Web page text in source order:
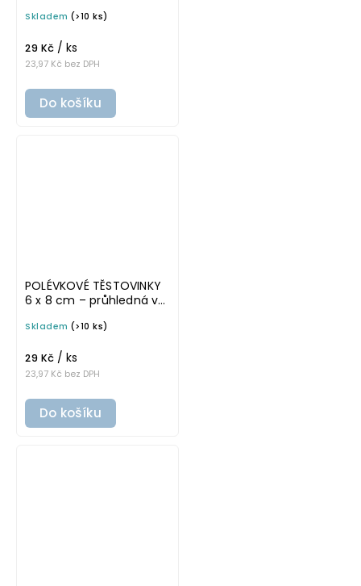
samolepka na
Skladem (>10 ks)
23,97 Kč bez DPH
29 Kč / ks
Do košíku
POLÉVKOVÉ TĚSTOVINKY
6 x 8 cm – průhledná v
omyvatelná samolepka
Skladem (>10 ks)
23,97 Kč bez DPH
29 Kč / ks
Do košíku